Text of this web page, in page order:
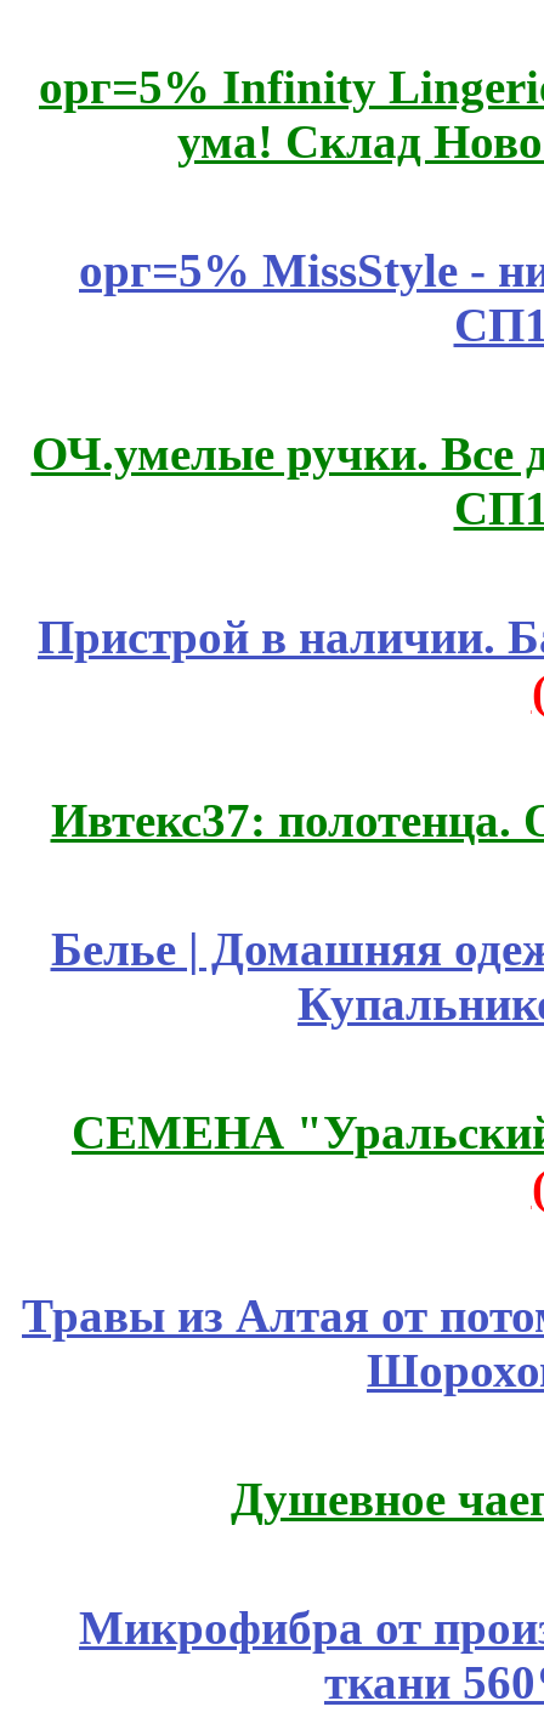
орг=5% Infinity
ума! Склад
орг=5% MissStyle -
ОЧ.умелые ручки. Все
Пристрой в наличии.
Ивтекс37:
Белье | Домашняя
СЕМЕНА
Травы из Алтая от
Душевное
Микрофибра от
ткани